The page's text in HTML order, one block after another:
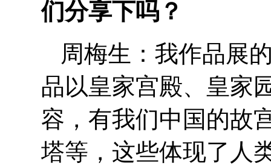
们分享下吗？
周梅生：我作品展
品以皇家宫殿、皇家
容，有我们中国的故
塔等，这些体现了人